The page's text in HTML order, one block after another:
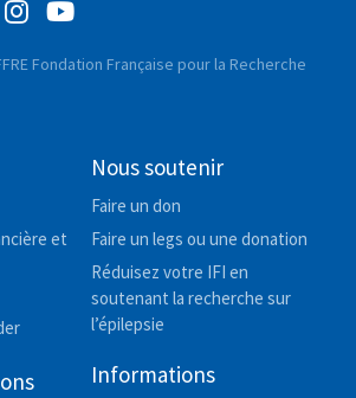
Fondation Française pour la Recherche
et
Nous soutenir
Faire un don
Faire un legs ou une donation
Réduisez votre IFI en
soutenant la recherche sur
l’épilepsie
Informations